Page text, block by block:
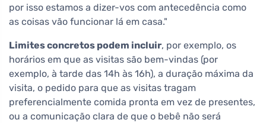
por isso estamos a dizer-vos com antecedência como
as coisas vão funcionar lá em casa."
Limites concretos podem incluir, por exemplo, os
horários em que as visitas são bem-vindas (por
exemplo, à tarde das 14h às 16h), a duração máxima da
visita, o pedido para que as visitas tragam
preferencialmente comida pronta em vez de presentes,
ou a comunicação clara de que o bebê não será